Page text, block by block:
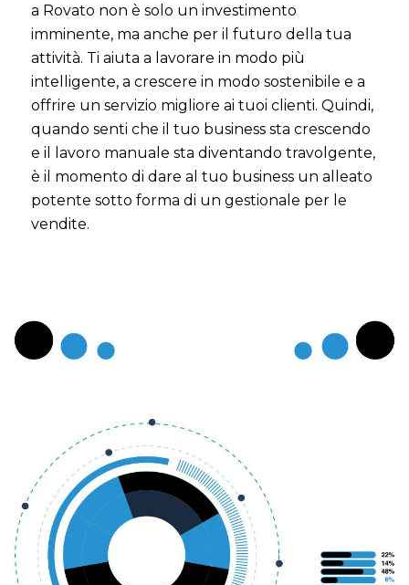
a Rovato non è solo un investimento
imminente, ma anche per il futuro della tua
attività. Ti aiuta a lavorare in modo più
intelligente, a crescere in modo sostenibile e a
offrire un servizio migliore ai tuoi clienti. Quindi,
quando senti che il tuo business sta crescendo
e il lavoro manuale sta diventando travolgente,
è il momento di dare al tuo business un alleato
potente sotto forma di un gestionale per le
vendite.